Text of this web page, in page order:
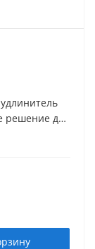
решение для
из